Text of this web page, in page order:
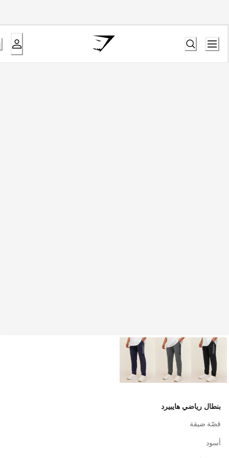
بنطال رياضي هايبيرد
قصّة ضيقة
أسود